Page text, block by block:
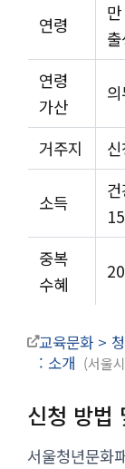
연령
연령
가산
거주지
소득
중복
수혜
교육문화 >
: 소개
서울
신청 방법
서울청년문화